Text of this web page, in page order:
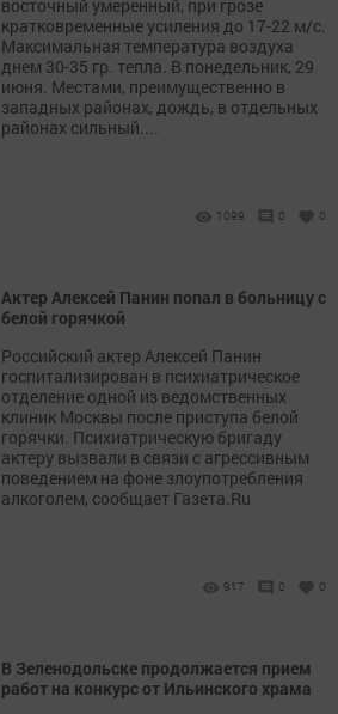
восточный умеренный, при грозе
кратковременные усиления до 17-22 м/с.
Максимальная температура воздуха
днем 30-35 гр. тепла. В понедельник, 29
июня. Местами, преимущественно в
западных районах, дождь, в отдельных
районах сильный....
1099 0 0
Актер Алексей Панин попал в больницу с
белой горячкой
Российский актер Алексей Панин
госпитализирован в психиатрическое
отделение одной из ведомственных
клиник Москвы после приступа белой
горячки. Психиатрическую бригаду
актеру вызвали в связи с агрессивным
поведением на фоне злоупотребления
алкоголем, сообщает Газета.Ru
917 0 0
В Зеленодольске продолжается прием
работ на конкурс от Ильинского храма